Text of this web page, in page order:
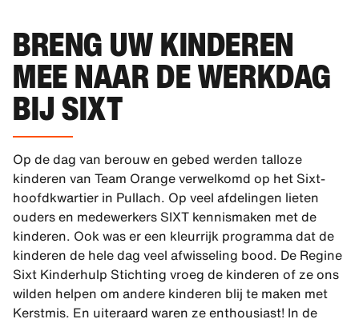
BRENG UW KINDEREN
MEE NAAR DE WERKDAG
BIJ SIXT
Op de dag van berouw en gebed werden talloze
kinderen van Team Orange verwelkomd op het Sixt-
hoofdkwartier in Pullach. Op veel afdelingen lieten
ouders en medewerkers SIXT kennismaken met de
kinderen. Ook was er een kleurrijk programma dat de
kinderen de hele dag veel afwisseling bood. De Regine
Sixt Kinderhulp Stichting vroeg de kinderen of ze ons
wilden helpen om andere kinderen blij te maken met
Kerstmis. En uiteraard waren ze enthousiast! In de